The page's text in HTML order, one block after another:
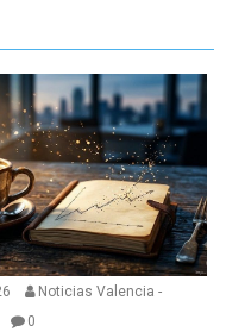
Noticias Valencia -
0